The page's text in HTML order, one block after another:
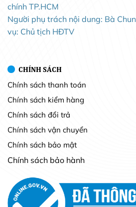
chính TP.HCM
Người phụ trách nội dung: Bà
vụ: Chủ tịch HĐTV
CHÍNH SÁCH
Chính sách thanh toán
Chính sách kiểm hàng
Chính sách đổi trả
Chính sách vận chuyển
Chính sách bảo mật
Chính sách bảo hành